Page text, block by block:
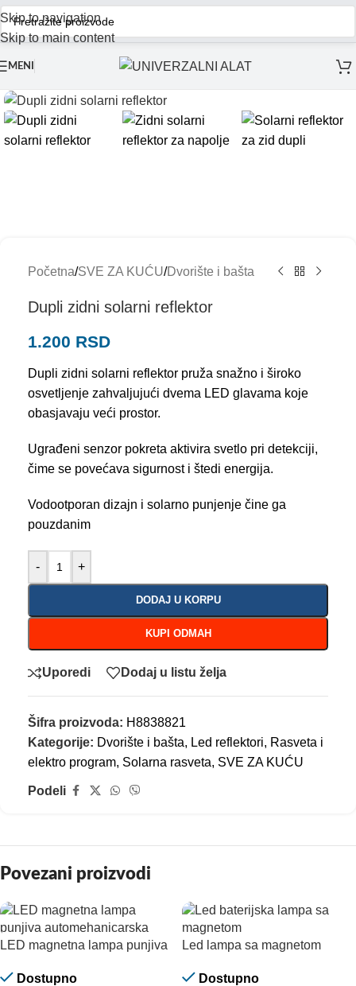
Skip to navigation
Skip to main content
MENI
Početna/SVE ZA KUĆU/Dvorište i bašta
Dupli zidni solarni reflektor
1.200 RSD
Dupli zidni solarni reflektor pruža snažno i široko
osvetljenje zahvaljujući dvema LED glavama koje
obasjavaju veći prostor.
Ugrađeni senzor pokreta aktivira svetlo pri detekciji,
čime se povećava sigurnost i štedi energija.
Vodootporan dizajn i solarno punjenje čine ga
pouzdanim
- +
DODAJ U KORPU
KUPI ODMAH
Uporedi Dodaj u listu želja
Šifra proizvoda: H8838821
Kategorije: Dvorište i bašta, Led reflektori, Rasveta i
elektro program, Solarna rasveta, SVE ZA KUĆU
Podeli
Povezani proizvodi
LED magnetna lampa punjiva
Dostupno
Led lampa sa magnetom
Dostupno